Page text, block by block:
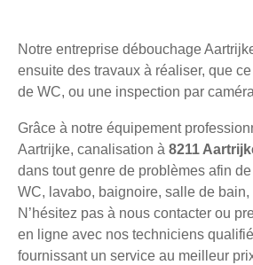
Notre entreprise débouchage
ensuite des travaux à réaliser, que
de WC, ou une inspection par
Grâce à notre équipement
Aartrijke, canalisation à 8211
dans tout genre de problèmes afin
WC, lavabo, baignoire, salle de bain,
N’hésitez pas à nous contacter ou
en ligne avec nos techniciens
fournissant un service au meilleur